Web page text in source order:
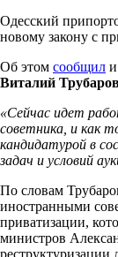
Одесский
новому закону с
Об этом сообщил
Виталий
«Сейчас идет
советника, и как
кандидатурой в
задач и условий
По словам
иностранными
приватизации,
министров